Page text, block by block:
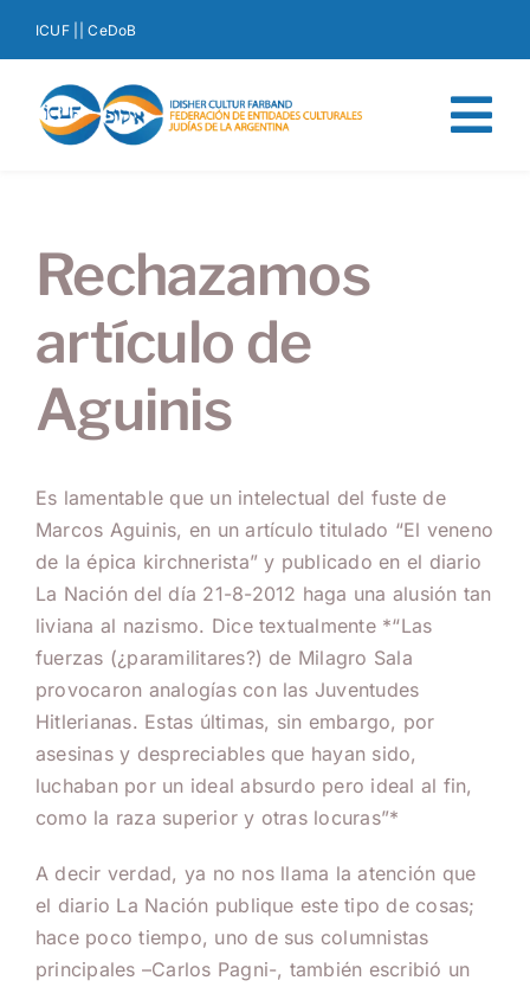
contenido
ICUF | | CeDoB
Orígenes del ICUF
Noticias
Eventos
Producciones
Rechazamos
artículo de
Aguinis
Es lamentable que un intelectual del fuste de
Marcos Aguinis, en un artículo titulado “El veneno
de la épica kirchnerista” y publicado en el diario
La Nación del día 21-8-2012 haga una alusión tan
liviana al nazismo. Dice textualmente *“Las
fuerzas (¿paramilitares?) de Milagro Sala
provocaron analogías con las Juventudes
Hitlerianas. Estas últimas, sin embargo, por
asesinas y despreciables que hayan sido,
luchaban por un ideal absurdo pero ideal al fin,
como la raza superior y otras locuras”*
A decir verdad, ya no nos llama la atención que
el diario La Nación publique este tipo de cosas;
hace poco tiempo, uno de sus columnistas
principales –Carlos Pagni-, también escribió un